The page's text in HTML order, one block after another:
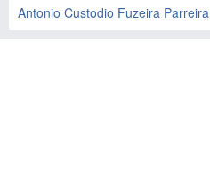
Antonio Custodio Fuzeira Parreira